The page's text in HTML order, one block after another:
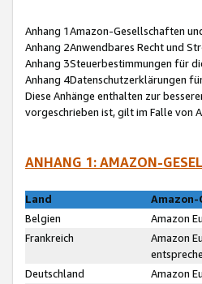
Anhang 1Amazon-Gesellschaften
Anhang 2Anwendbares Recht und
Anhang 3Steuerbestimmungen für
Anhang 4Datenschutzerklärungen
Diese Anhänge enthalten zur
vorgeschrieben ist, gilt im Falle von
ANHANG 1: AMAZON-
Land
Belgien
Amazon
Frankreich
Amazon
Deutschland
Amazon